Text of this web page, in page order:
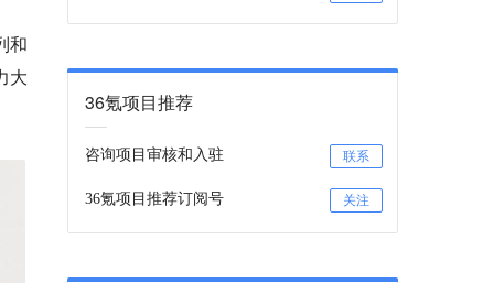
和
大
36氪项目推荐
咨询项目审核和入驻 联系
36氪项目推荐订阅号 关注